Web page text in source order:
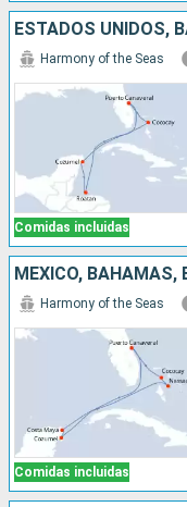
Comidas incluidas
Harmony of the Seas
MÉXICO, BAHAMAS,
Comidas incluidas
Harmony of the Seas